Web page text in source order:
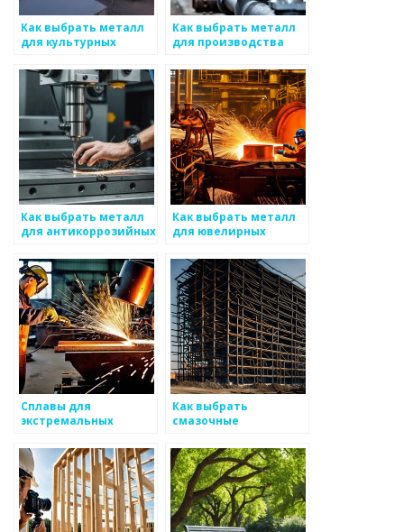
Как выбрать металл
для культурных
Как выбрать металл
для производства
Как выбрать металл
для антикоррозийных
Как выбрать металл
для ювелирных
Сплавы для
экстремальных
Как выбрать
смазочные
работы с металлом